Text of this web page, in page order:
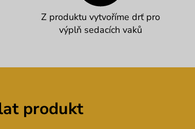
Z produktu vytvoříme drť pro
výplň sedacích vaků
produkt